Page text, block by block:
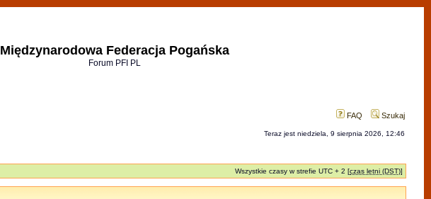
Międzynarodowa Federacja Pogańska
Forum PFI PL
FAQ Szukaj
Teraz jest niedziela, 9 sierpnia 2026, 12:46
Wszystkie czasy w strefie UTC + 2 [czas letni (DST)]